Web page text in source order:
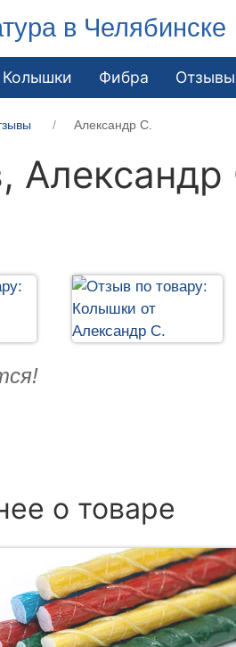
в Челябинске
Колышки Фибра Отзывы
Александр С.
Александр
о товаре